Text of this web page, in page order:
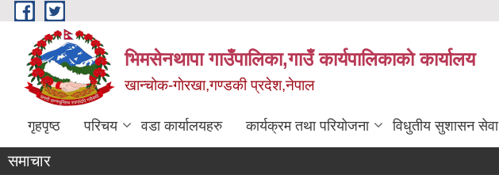
Skip to main content
भिमसेनथापा गाउँपालिका,गाउँ कार्यपालिकाकाे कार्यालय
खान्चोक-गाेरखा,गण्डकी प्रदेश,नेपाल
गृहपृष्ठ परिचय वडा कार्यालयहरु कार्यक्रम तथा परियोजना विधुतीय सुशासन सेवा
समाचार